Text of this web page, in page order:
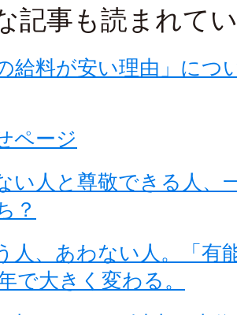
記事も読まれて
給料が安い理由」につ
ページ
い人と尊敬できる人、
？
人、あわない人。「有
で大きく変わる。